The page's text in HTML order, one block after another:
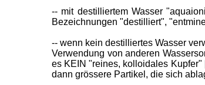
-- mit destilliertem Wasser
Bezeichnungen "destilliert",
-- wenn kein destilliertes Wasser
Verwendung von anderen
es KEIN "reines, kolloidales
dann grössere Partikel, die sich